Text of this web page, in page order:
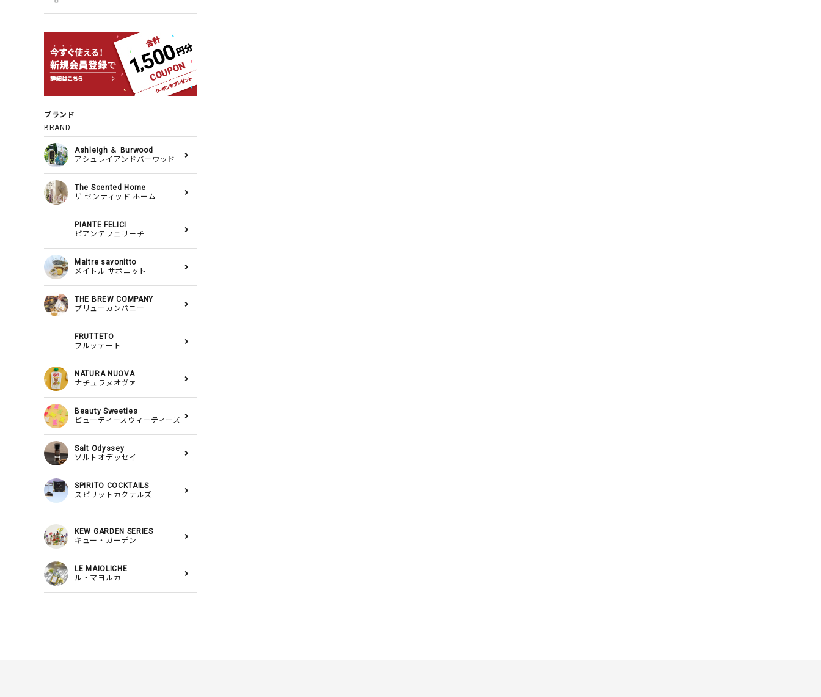
ブランド
BRAND
Ashleigh ＆ Burwood
アシュレイアンドバーウッド
The Scented Home
ザ センティッド ホーム
PIANTE FELICI
ピアンテフェリーチ
Maitre savonitto
メイトル サボニット
THE BREW COMPANY
ブリューカンパニー
FRUTTETO
フルッテート
NATURA NUOVA
ナチュラヌオヴァ
Beauty Sweeties
ビューティースウィーティーズ
Salt Odyssey
ソルトオデッセイ
SPIRITO COCKTAILS
スピリットカクテルズ
KEW GARDEN SERIES
キュー・ガーデン
LE MAIOLICHE
ル・マヨルカ